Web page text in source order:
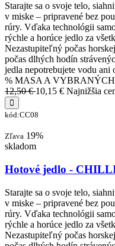
Starajte sa o svoje telo,
v miske – pripravené bez
rúry. Vďaka technológii
rýchle a horúce jedlo za
Nezastupiteľný počas
počas dlhých hodín
jedla nepotrebujete vodu
% MASA A
12,50 €10,15 € Najnižšia
kód:CC08
Zľava 19%
skladom
Hotové jedlo -
Starajte sa o svoje telo,
v miske – pripravené bez
rúry. Vďaka technológii
rýchle a horúce jedlo za
Nezastupiteľný počas